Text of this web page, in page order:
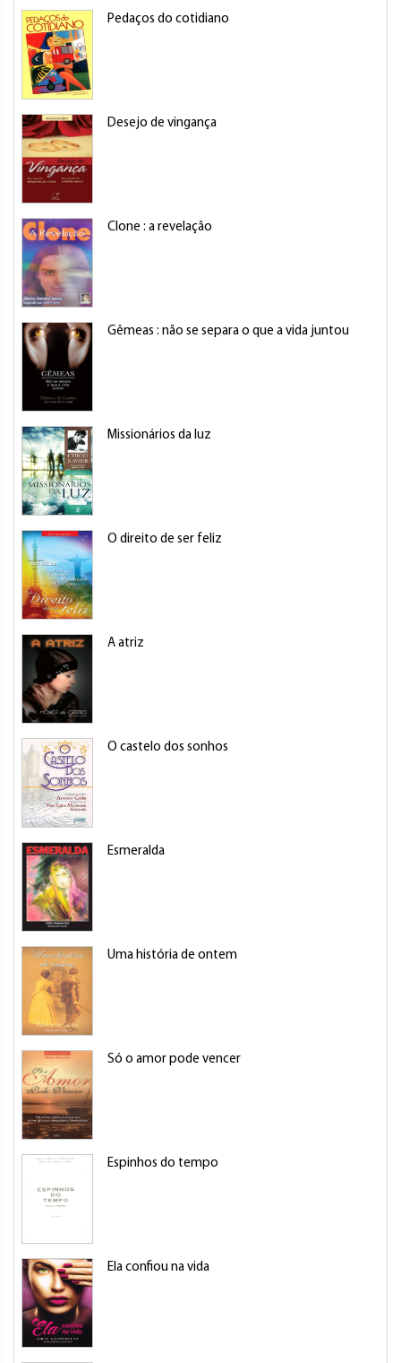
Pedaços do cotidiano
Desejo de vingança
Clone : a revelação
Gêmeas : não se separa o que a vida juntou
Missionários da luz
O direito de ser feliz
A atriz
O castelo dos sonhos
Esmeralda
Uma história de ontem
Só o amor pode vencer
Espinhos do tempo
Ela confiou na vida